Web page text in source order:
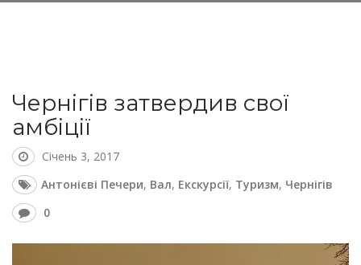
Чернігів затвердив свої
амбіції
Січень 3, 2017
Антонієві Печери, Вал, Екскурсії, Туризм, Чернігів
0